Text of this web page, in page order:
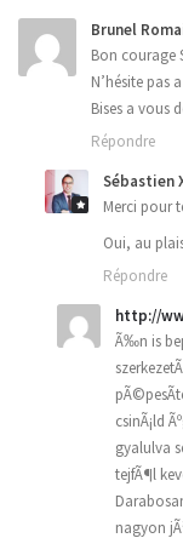
Brunel
Bon courage
N’hésite pas
Bises a vous
Répondre
Sébastien
Merci pour
Oui, au
Répondre
http://
Ã‰n is
csinÃ¡ld
gyalulva
tejfÃ¶l
nagyon